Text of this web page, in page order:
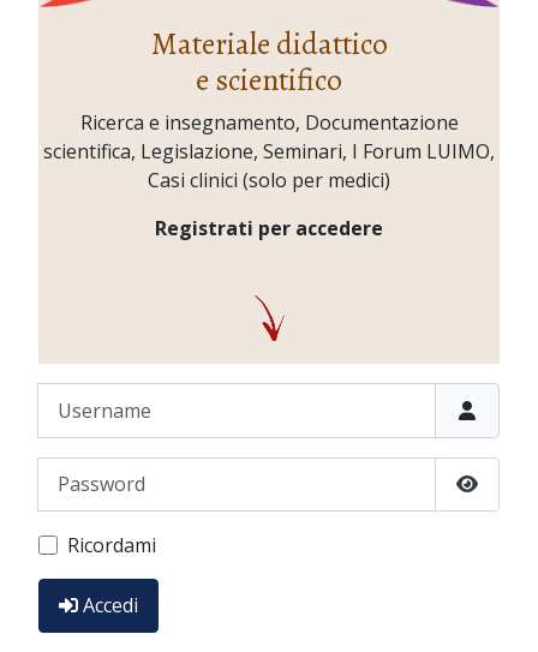
Materiale didattico
e scientifico
Ricerca e insegnamento, Documentazione
scientifica, Legislazione, Seminari, I Forum LUIMO,
Casi clinici (solo per medici)
Registrati per accedere
Username
Password
Show
Ricordami
Accedi